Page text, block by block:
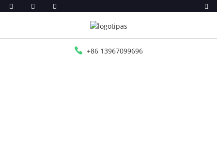
+86 13967099696